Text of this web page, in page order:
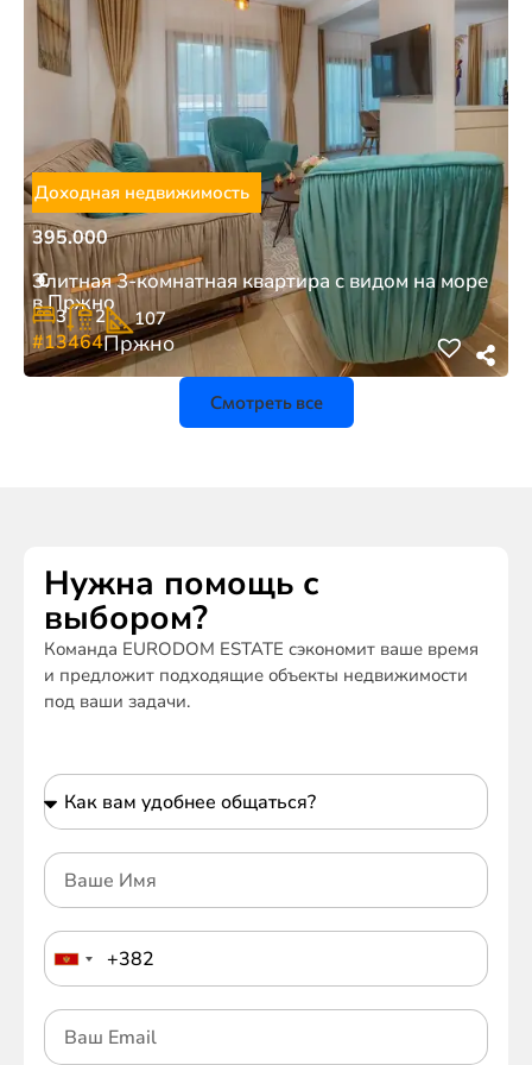
395.000
€
Элитная 3-комнатная квартира с видом на море
в Пржно
3 2 107
#13464Пржно
Доходная недвижимость
Смотреть все
Нужна помощь с
выбором?
Команда EURODOM ESTATE сэкономит ваше время
и предложит подходящие объекты недвижимости
под ваши задачи.